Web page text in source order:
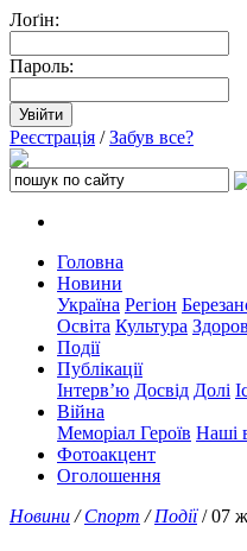
Лоґін:
Пароль:
Реєстрація /Забув все?
Головна
Новини
Україна Регіон
Освіта Культура
Події
Публікації
Інтерв’ю Досвід Долі
Війна
Меморіал Героїв Наші
Фотоакцент
Оголошення
Новини /Спорт /Події/ 07